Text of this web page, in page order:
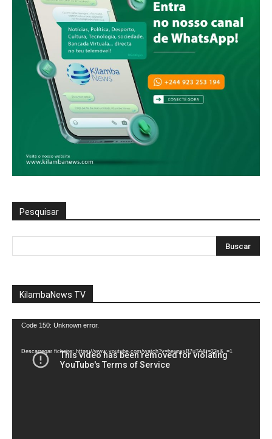
Pesquisar
KilambaNews TV
Reprodutor
vídeo
Code 150: Unknown error.
Descarregar ficheiro: https://www.youtube.com/watch?v=heunxxB7uTA&t=22s&_=1